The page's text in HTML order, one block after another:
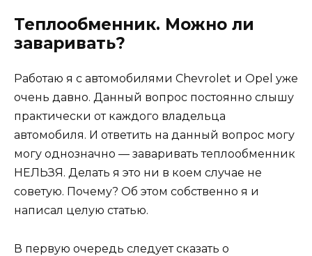
Теплообменник. Можно ли
заваривать?
Работаю я с автомобилями Chevrolet и Opel уже
очень давно. Данный вопрос постоянно слышу
практически от каждого владельца
автомобиля. И ответить на данный вопрос могу
могу однозначно — заваривать теплообменник
НЕЛЬЗЯ. Делать я это ни в коем случае не
советую. Почему? Об этом собственно я и
написал целую статью.
В первую очередь следует сказать о